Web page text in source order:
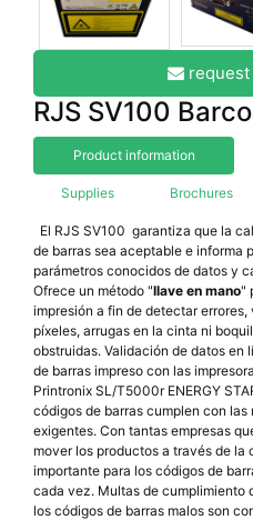
RJS SV100
Product information
Supplies Brochures
El RJS SV100 garantiza que la
de barras sea aceptable e informa
parámetros conocidos de datos y
Ofrece un método "llave en mano"
impresión a fin de detectar
píxeles, arrugas en la cinta ni
obstruidas. Validación de datos en
de barras impreso con las
Printronix SL/T5000r ENERGY
códigos de barras cumplen con las
exigentes. Con tantas empresas
mover los productos a través de la
importante para los códigos de
cada vez. Multas de cumplimiento
los códigos de barras malos son